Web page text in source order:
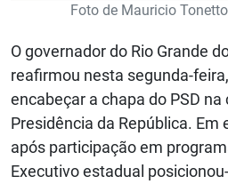
Foto de Mauricio
O governador do Rio Grande
reafirmou nesta segunda-
encabeçar a chapa do PSD na
Presidência da República.
após participação em
Executivo estadual